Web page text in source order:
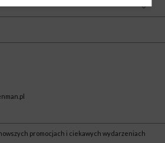
promocjach i ciekawych wydarzeniach